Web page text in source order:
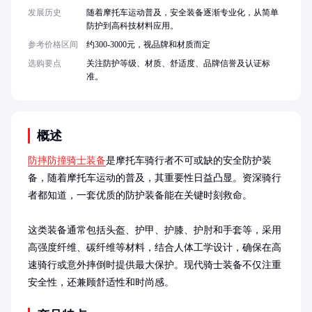
概述
防摔防撞骑士装备是摩托车骑行者不可或缺的安全防护装
备，随着摩托车运动的普及，其重要性日益凸显。资深骑行
者都知道，一套优质的防护装备能在关键时刻救命。
这类装备通常包括头盔、护甲、护膝、护肘和手套等，采用
高强度纤维、碳纤维等材料，结合人体工学设计，确保在高
速骑行或意外摔倒时提供最大保护。现代骑士装备不仅注重
安全性，还兼顾舒适性和时尚感。
发展历史
随着摩托车运动普及，安全装备逐渐专业化，从简单
防护到高科技材料应用。
参考价格区间
约300-3000元，视品牌和材质而定
选购要点
关注防护等级、材质、舒适度、品牌信誉及认证标
准。